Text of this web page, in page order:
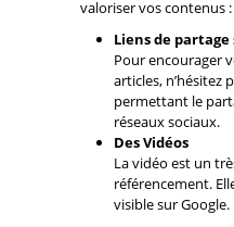
valoriser vos contenus :
Liens de
Pour encourager
articles, n’hésitez
permettant le
réseaux sociaux.
Des Vidéos
La vidéo est un
référencement.
visible sur Google.